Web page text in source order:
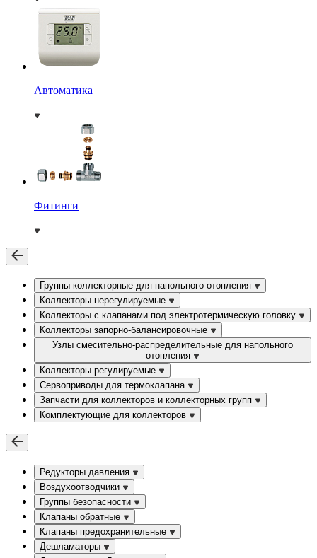
Автоматика
Фитинги
Группы коллекторные для напольного отопления
Коллекторы нерегулируемые
Коллекторы с клапанами под электротермическую головку
Коллекторы запорно-балансировочные
Узлы смесительно-распределительные для напольного
отопления
Коллекторы регулируемые
Сервоприводы для термоклапана
Запчасти для коллекторов и коллекторных групп
Комплектующие для коллекторов
Редукторы давления
Воздухоотводчики
Группы безопасности
Клапаны обратные
Клапаны предохранительные
Дешламаторы